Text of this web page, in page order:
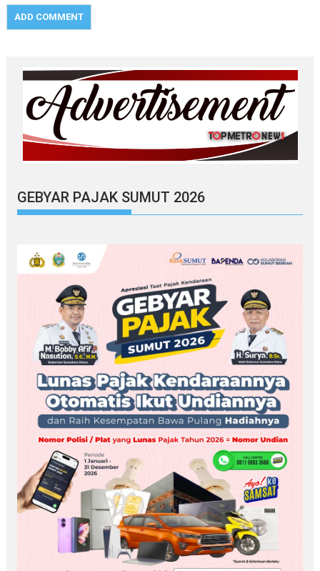
GEBYAR PAJAK SUMUT 2026